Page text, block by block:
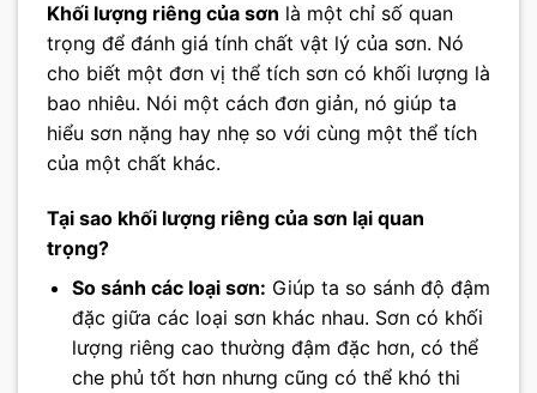
Khối lượng riêng của sơn là một chỉ số quan
trọng để đánh giá tính chất vật lý của sơn. Nó
cho biết một đơn vị thể tích sơn có khối lượng là
bao nhiêu. Nói một cách đơn giản, nó giúp ta
hiểu sơn nặng hay nhẹ so với cùng một thể tích
của một chất khác.
Tại sao khối lượng riêng của sơn lại quan
trọng?
So sánh các loại sơn: Giúp ta so sánh độ đậm
đặc giữa các loại sơn khác nhau. Sơn có khối
lượng riêng cao thường đậm đặc hơn, có thể
che phủ tốt hơn nhưng cũng có thể khó thi